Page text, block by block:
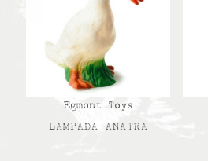
Egmont Toys
LAMPADA ANATRA